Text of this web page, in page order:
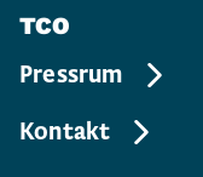
TCO
Pressrum
Kontakt